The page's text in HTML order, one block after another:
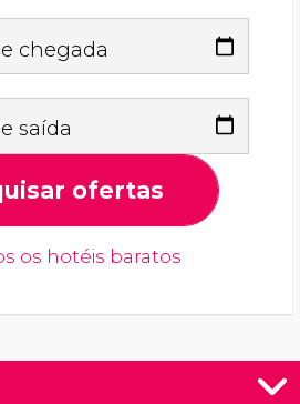
chegada
saída
ofertas
os hotéis baratos